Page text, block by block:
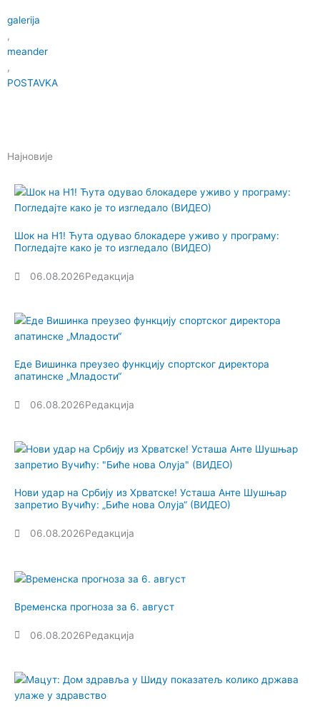
galerija
,
meander
,
POSTAVKA
Најновије
Шок на Н1! Ћута одувао блокадере уживо у програму:
Погледајте како је то изгледало (ВИДЕО)
06.08.2026Редакција
Еде Вишинка преузео функцију спортског директора
апатинске „Младости“
06.08.2026Редакција
Нови удар на Србију из Хрватске! Усташа Анте Шушњар
запретио Вучићу: „Биће нова Олуја“ (ВИДЕО)
06.08.2026Редакција
Временска прогноза за 6. август
06.08.2026Редакција